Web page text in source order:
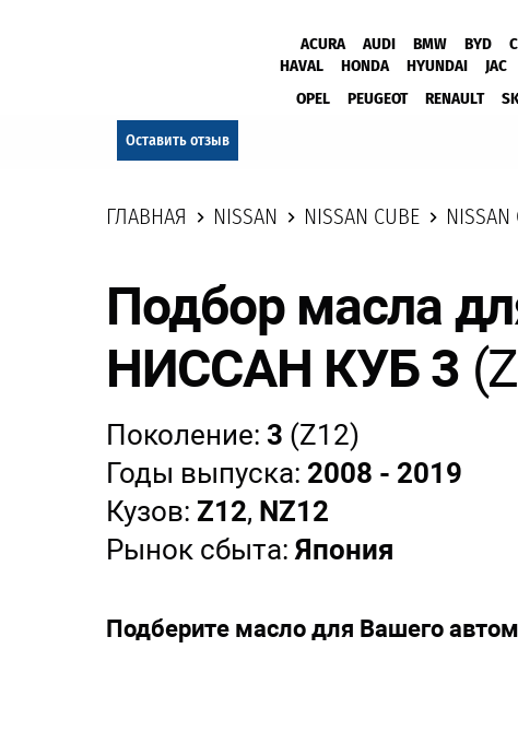
ACURA AUDI BMW BYD
HAVAL
HONDA HYUNDAI JAC
OPEL
PEUGEOT RENAULT
Оставить отзыв
ГЛАВНАЯ NISSAN NISSAN CUBE
Подбор масла
НИССАН КУБ 3
Поколение: 3 (Z12)
Годы выпуска: 2008 - 2019
Кузов: Z12, NZ12
Рынок сбыта:Япония
Подберите масло для Вашего